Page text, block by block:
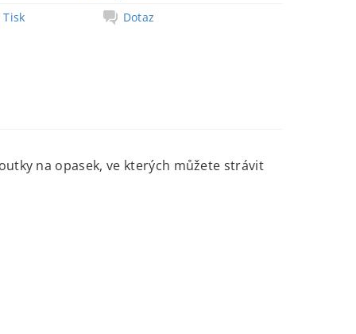
Tisk
Dotaz
na opasek, ve kterých můžete strávit